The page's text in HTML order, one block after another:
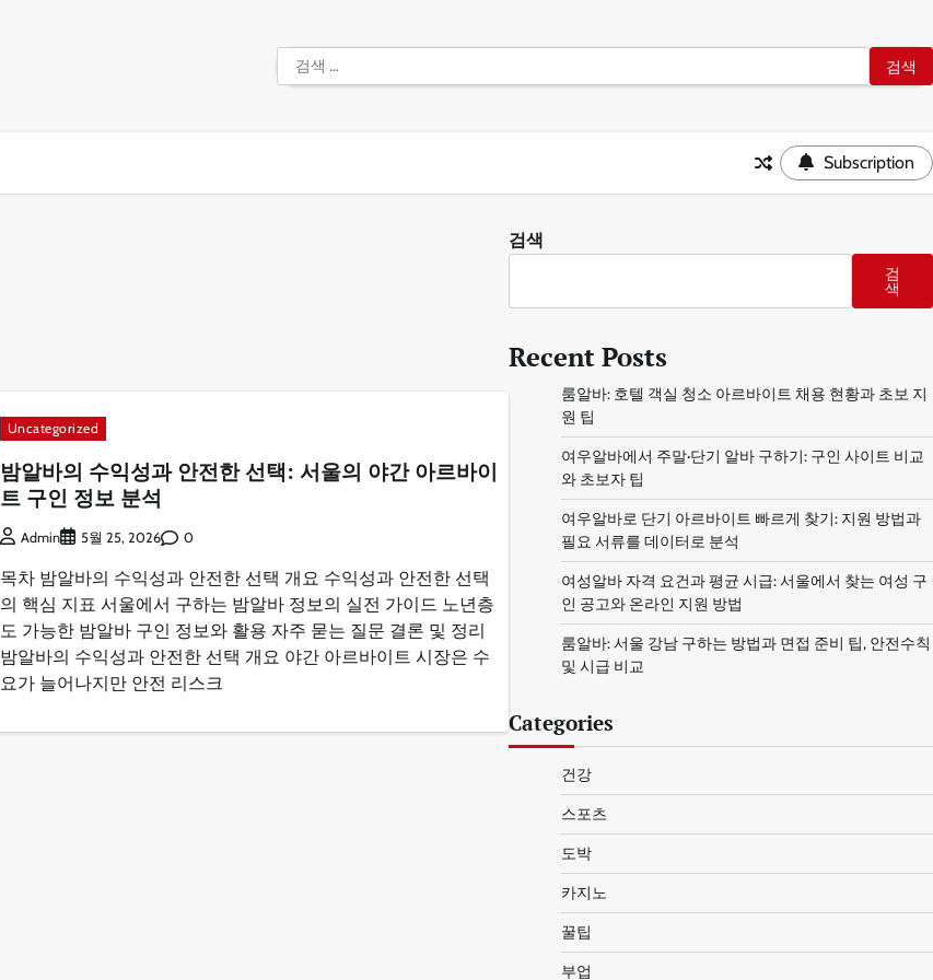
색:
Subscription
Uncategorized
밤알바의 수익성과 안전한 선택: 서울의 야간 아르바이
트 구인 정보 분석
Admin 5월 25, 2026 0
목차 밤알바의 수익성과 안전한 선택 개요 수익성과 안전한 선택
의 핵심 지표 서울에서 구하는 밤알바 정보의 실전 가이드 노년층
도 가능한 밤알바 구인 정보와 활용 자주 묻는 질문 결론 및 정리
밤알바의 수익성과 안전한 선택 개요 야간 아르바이트 시장은 수
요가 늘어나지만 안전 리스크
검색
검
색
Recent Posts
룸알바: 호텔 객실 청소 아르바이트 채용 현황과 초보 지
원 팁
여우알바에서 주말·단기 알바 구하기: 구인 사이트 비교
와 초보자 팁
여우알바로 단기 아르바이트 빠르게 찾기: 지원 방법과
필요 서류를 데이터로 분석
여성알바 자격 요건과 평균 시급: 서울에서 찾는 여성 구
인 공고와 온라인 지원 방법
룸알바: 서울 강남 구하는 방법과 면접 준비 팁, 안전수칙
및 시급 비교
Categories
건강
스포츠
도박
카지노
꿀팁
부업